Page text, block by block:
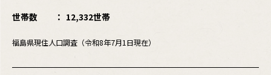
世帯数
12,332世帯
福島県現住人口調査（令和8年7月1日現在）